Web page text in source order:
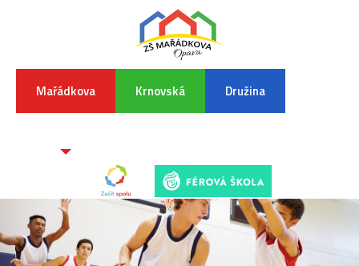
Mařádkova Krnovská Družina